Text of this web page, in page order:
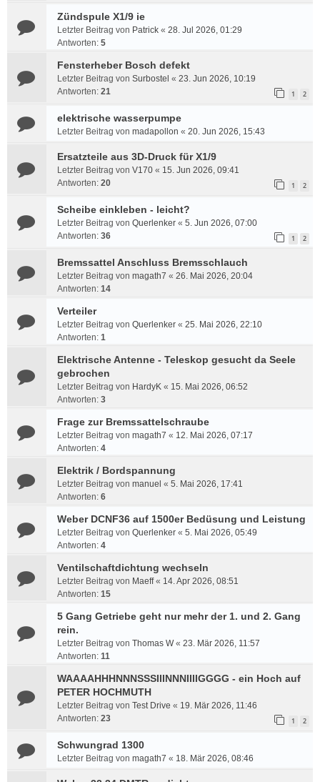
Zündspule X1/9 ie
Letzter Beitrag von Patrick « 28. Jul 2026, 01:29
Antworten: 5
Fensterheber Bosch defekt
Letzter Beitrag von Surbostel « 23. Jun 2026, 10:19
Antworten: 21 1 2
elektrische wasserpumpe
Letzter Beitrag von madapollon « 20. Jun 2026, 15:43
Ersatzteile aus 3D-Druck für X1/9
Letzter Beitrag von V170 « 15. Jun 2026, 09:41
Antworten: 20 1 2
Scheibe einkleben - leicht?
Letzter Beitrag von Querlenker « 5. Jun 2026, 07:00
Antworten: 36 1 2
Bremssattel Anschluss Bremsschlauch
Letzter Beitrag von magath7 « 26. Mai 2026, 20:04
Antworten: 14
Verteiler
Letzter Beitrag von Querlenker « 25. Mai 2026, 22:10
Antworten: 1
Elektrische Antenne - Teleskop gesucht da Seele
gebrochen
Letzter Beitrag von HardyK « 15. Mai 2026, 06:52
Antworten: 3
Frage zur Bremssattelschraube
Letzter Beitrag von magath7 « 12. Mai 2026, 07:17
Antworten: 4
Elektrik / Bordspannung
Letzter Beitrag von manuel « 5. Mai 2026, 17:41
Antworten: 6
Weber DCNF36 auf 1500er Bedüsung und Leistung
Letzter Beitrag von Querlenker « 5. Mai 2026, 05:49
Antworten: 4
Ventilschaftdichtung wechseln
Letzter Beitrag von Maeff« 14. Apr 2026, 08:51
Antworten: 15
5 Gang Getriebe geht nur mehr der 1. und 2. Gang
rein.
Letzter Beitrag von Thomas W« 23. Mär 2026, 11:57
Antworten: 11
WAAAAHHHNNNSSSIIINNNIIIIGGGG - ein Hoch auf
PETER HOCHMUTH
Letzter Beitrag von Test Drive « 19. Mär 2026, 11:46
Antworten: 23 1 2
Schwungrad 1300
Letzter Beitrag von magath7 « 18. Mär 2026, 08:46